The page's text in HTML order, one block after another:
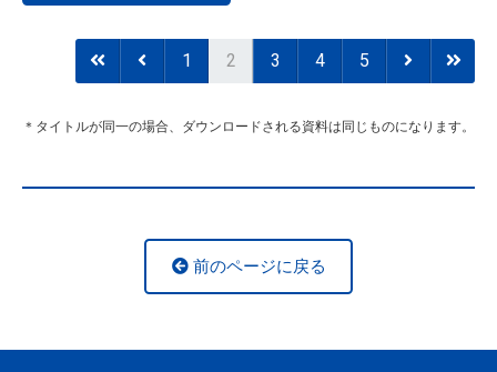
1 2 3 4 5
＊タイトルが同一の場合、ダウンロードされる資料は同じものになります。
前のページに戻る